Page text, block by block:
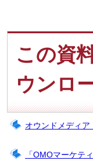
この資
ウンロ
オウンドメディ
「OMOマーケテ